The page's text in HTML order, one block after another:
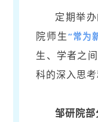
定期举
院师生“常为
生、学者之
科的深入思
邹研院部